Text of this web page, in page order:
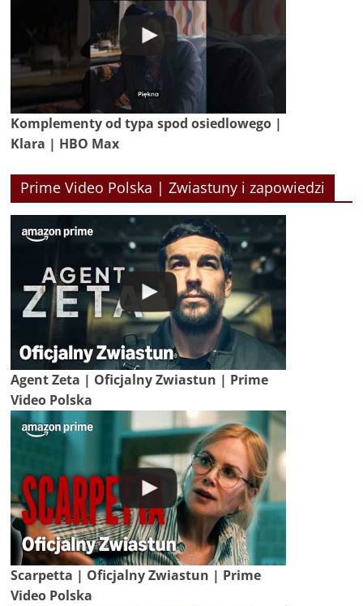
Komplementy od typa spod osiedlowego |
Klara | HBO Max
Prime Video Polska | Zwiastuny i zapowiedzi
Agent Zeta | Oficjalny Zwiastun | Prime
Video Polska
Scarpetta | Oficjalny Zwiastun | Prime
Video Polska